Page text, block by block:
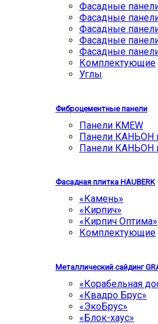
Фасадные
Фасадные
Фасадные
Фасадные
Фасадные
Комплектующие
Углы
Фиброцементные панели
Панели KMEW
Панели КАНЬОН
Панели КАНЬОН
Фасадная плитка HAUBERK
«Камень»
«Кирпич»
«Кирпич Оптима»
Комплектующие
Металлический сайдинг
«Корабельная
«Квадро Брус»
«ЭкоБрус»
«Блок-хаус»